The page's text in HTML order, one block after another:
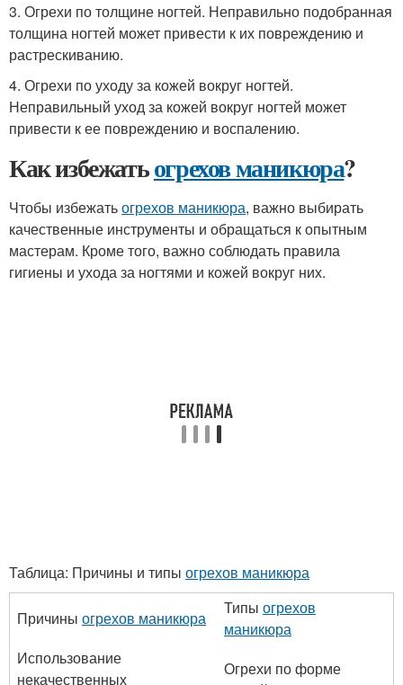
3. Огрехи по толщине ногтей. Неправильно подобранная
толщина ногтей может привести к их повреждению и
растрескиванию.
4. Огрехи по уходу за кожей вокруг ногтей.
Неправильный уход за кожей вокруг ногтей может
привести к ее повреждению и воспалению.
Как избежатьогрехов маникюра?
Чтобы избежатьогрехов маникюра, важно выбирать
качественные инструменты и обращаться к опытным
мастерам. Кроме того, важно соблюдать правила
гигиены и ухода за ногтями и кожей вокруг них.
Таблица: Причины и типы огрехов маникюра
Причины огрехов маникюра
Типы огрехов
маникюра
Использование
некачественных
Огрехи по форме